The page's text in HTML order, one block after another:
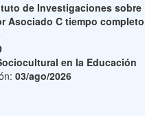
de Investigaciones
Asociado C tiempo completo
en la Educación
03/ago/2026